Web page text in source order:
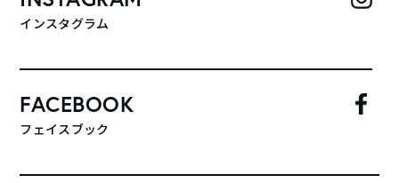
インスタグラム
FACEBOOK
フェイスブック